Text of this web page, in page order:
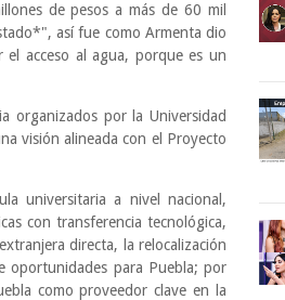
de pesos a más de 60 mil
así fue como Armenta dio
el acceso al agua, porque es un
organizados por la Universidad
visión alineada con el Proyecto
universitaria a nivel nacional,
con transferencia tecnológica,
directa, la relocalización
oportunidades para Puebla; por
como proveedor clave en la